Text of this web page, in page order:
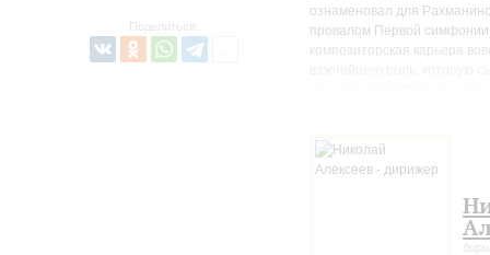
Поделиться:
ознаменовал для
провалом Первой симфонии.
композиторская карьера
Появление Второй
Концерта, и по той же
принадлежность к русской
в те годы – после Первой